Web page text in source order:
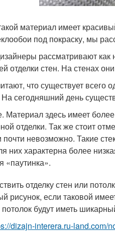
материал имеет
под покраску, мы
рассматривают
отделки стен. На стенах
что существует всего
сегодняшний день
здесь имеет более
отделки. Так же стоит
невозможно. Такие
них характерна более
«паутинка».
отделку стен или
рисунок, если таковой
будут иметь
dizajn-interera.ru-land.com/